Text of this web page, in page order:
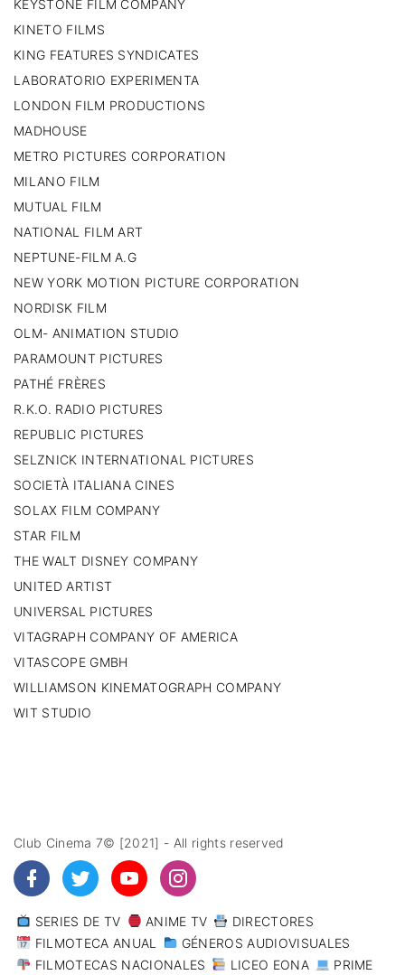
KEYSTONE FILM COMPANY
KINETO FILMS
KING FEATURES SYNDICATES
LABORATORIO EXPERIMENTA
LONDON FILM PRODUCTIONS
MADHOUSE
METRO PICTURES CORPORATION
MILANO FILM
MUTUAL FILM
NATIONAL FILM ART
NEPTUNE-FILM A.G
NEW YORK MOTION PICTURE CORPORATION
NORDISK FILM
OLM- ANIMATION STUDIO
PARAMOUNT PICTURES
PATHÉ FRÈRES
R.K.O. RADIO PICTURES
REPUBLIC PICTURES
SELZNICK INTERNATIONAL PICTURES
SOCIETÀ ITALIANA CINES
SOLAX FILM COMPANY
STAR FILM
THE WALT DISNEY COMPANY
UNITED ARTIST
UNIVERSAL PICTURES
VITAGRAPH COMPANY OF AMERICA
VITASCOPE GMBH
WILLIAMSON KINEMATOGRAPH COMPANY
WIT STUDIO
Club Cinema 7© [2021] - All rights reserved
SERIES DE TV ANIME TV
DIRECTORES
FILMOTECA ANUAL
GÉNEROS AUDIOVISUALES
FILMOTECAS NACIONALES
LICEO EONA PRIME